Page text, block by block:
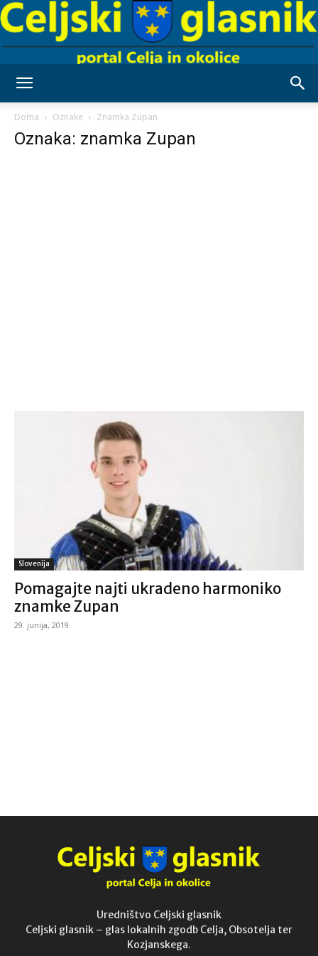
Doma Oznake Znamka Zupan
Oznaka: znamka Zupan
Slovenija
Pomagajte najti ukradeno harmoniko
znamke Zupan
29. junija, 2019
Uredništvo Celjski glasnik
Celjski glasnik – glas lokalnih zgodb Celja, Obsotelja ter
Kozjanskega.